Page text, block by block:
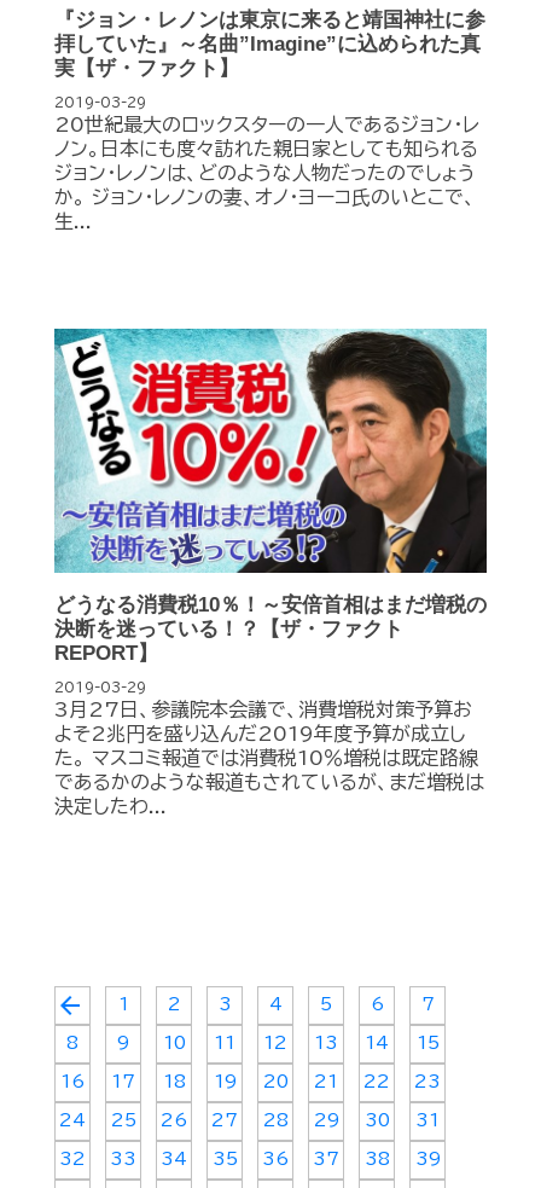
『ジョン・レノンは東京に来ると靖国神社に参
拝していた』～名曲”Imagine”に込められた真
実【ザ・ファクト】
2019-03-29
20世紀最大のロックスターの一人であるジョン・レ
ノン。日本にも度々訪れた親日家としても知られる
ジョン・レノンは、どのような人物だったのでしょう
か。 ジョン・レノンの妻、オノ・ヨーコ氏のいとこで、
生...
どうなる消費税10％！～安倍首相はまだ増税の
決断を迷っている！？【ザ・ファクト
REPORT】
2019-03-29
3月27日、参議院本会議で、消費増税対策予算お
よそ2兆円を盛り込んだ2019年度予算が成立し
た。 マスコミ報道では消費税10％増税は既定路線
であるかのような報道もされているが、まだ増税は
決定したわ...
arrow_back 1 2 3 4 5 6 7
8 9 10 11 12 13 14 15
16 17 18 19 20 21 22 23
24 25 26 27 28 29 30 31
32 33 34 35 36 37 38 39